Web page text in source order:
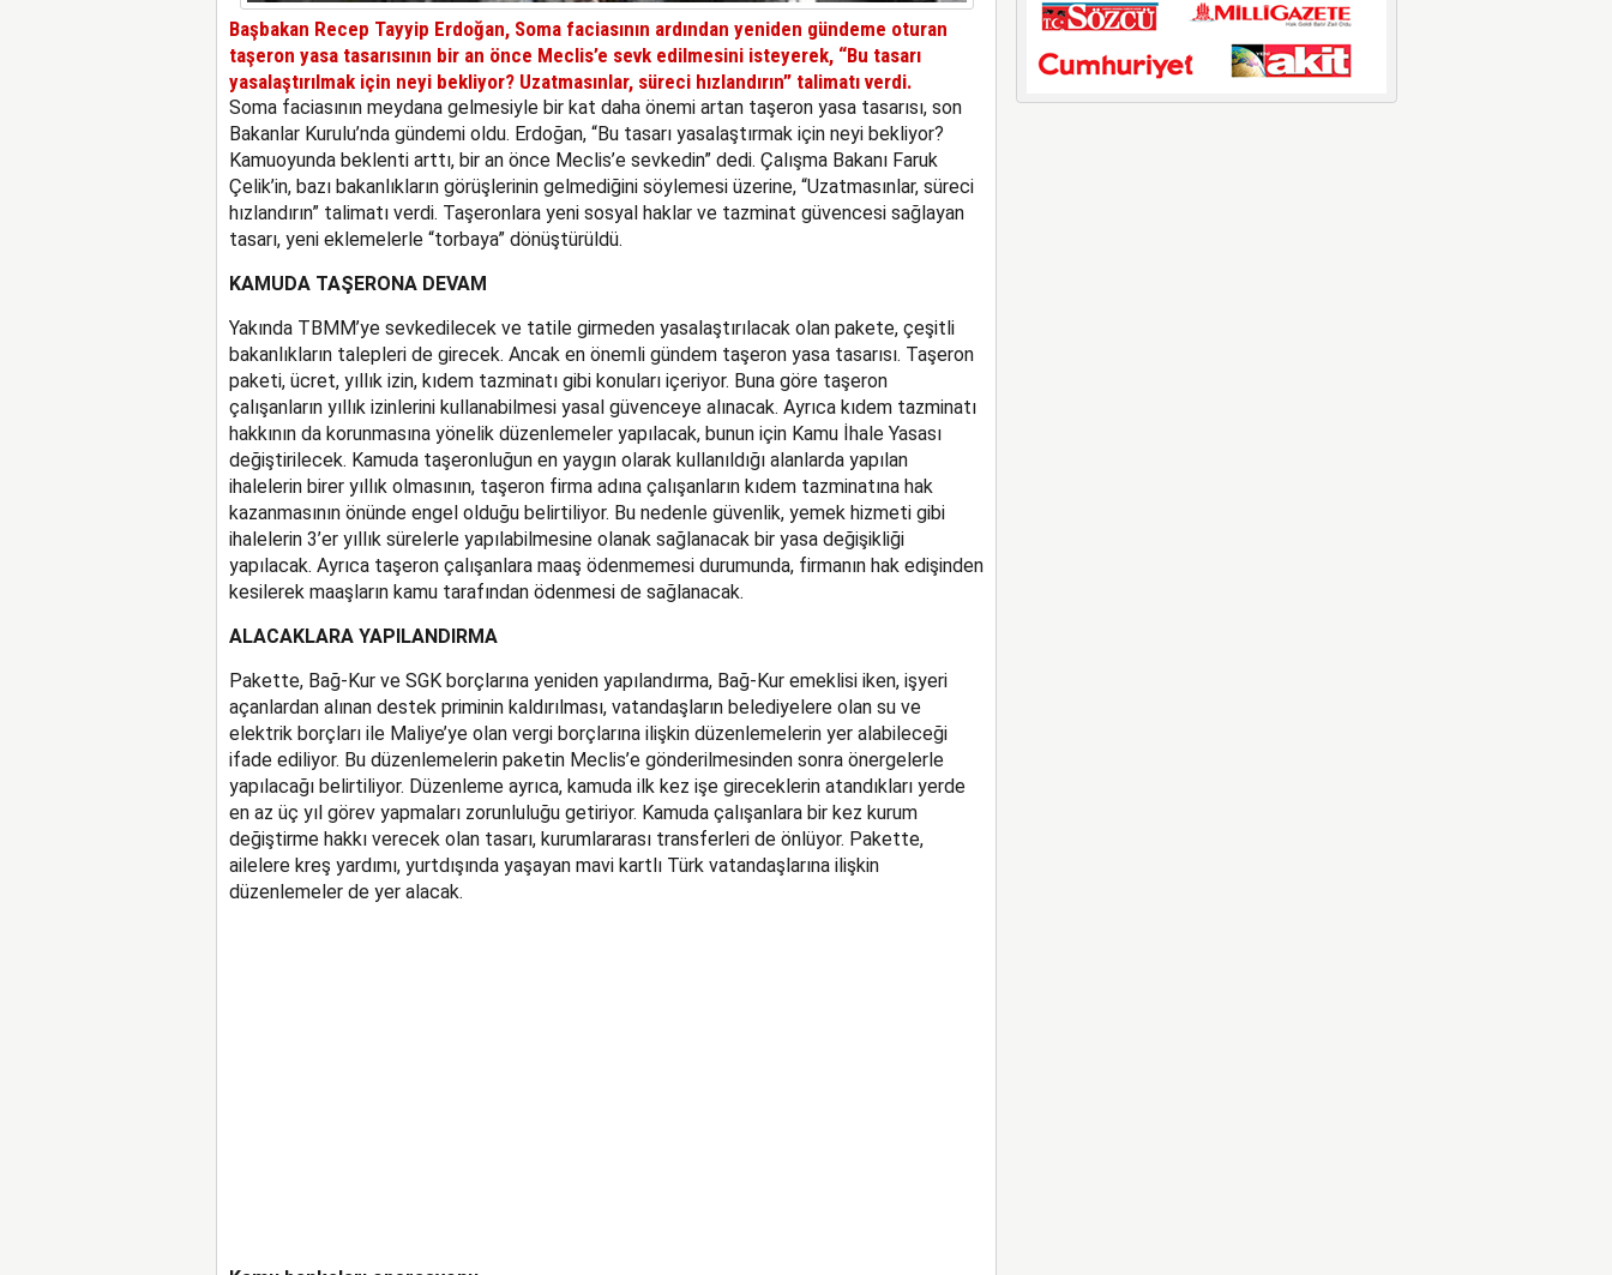
Başbakan Recep Tayyip Erdoğan, Soma faciasının ardından yeniden gündeme oturan
taşeron yasa tasarısının bir an önce Meclis’e sevk edilmesini isteyerek, “Bu tasarı
yasalaştırılmak için neyi bekliyor? Uzatmasınlar, süreci hızlandırın” talimatı verdi.
Soma faciasının meydana gelmesiyle bir kat daha önemi artan taşeron yasa tasarısı, son
Bakanlar Kurulu’nda gündemi oldu. Erdoğan, “Bu tasarı yasalaştırmak için neyi bekliyor?
Kamuoyunda beklenti arttı, bir an önce Meclis’e sevkedin” dedi. Çalışma Bakanı Faruk
Çelik’in, bazı bakanlıkların görüşlerinin gelmediğini söylemesi üzerine, “Uzatmasınlar, süreci
hızlandırın” talimatı verdi. Taşeronlara yeni sosyal haklar ve tazminat güvencesi sağlayan
tasarı, yeni eklemelerle “torbaya” dönüştürüldü.
KAMUDA TAŞERONA DEVAM
Yakında TBMM’ye sevkedilecek ve tatile girmeden yasalaştırılacak olan pakete, çeşitli
bakanlıkların talepleri de girecek. Ancak en önemli gündem taşeron yasa tasarısı. Taşeron
paketi, ücret, yıllık izin, kıdem tazminatı gibi konuları içeriyor. Buna göre taşeron
çalışanların yıllık izinlerini kullanabilmesi yasal güvenceye alınacak. Ayrıca kıdem tazminatı
hakkının da korunmasına yönelik düzenlemeler yapılacak, bunun için Kamu İhale Yasası
değiştirilecek. Kamuda taşeronluğun en yaygın olarak kullanıldığı alanlarda yapılan
ihalelerin birer yıllık olmasının, taşeron firma adına çalışanların kıdem tazminatına hak
kazanmasının önünde engel olduğu belirtiliyor. Bu nedenle güvenlik, yemek hizmeti gibi
ihalelerin 3’er yıllık sürelerle yapılabilmesine olanak sağlanacak bir yasa değişikliği
yapılacak. Ayrıca taşeron çalışanlara maaş ödenmemesi durumunda, firmanın hak edişinden
kesilerek maaşların kamu tarafından ödenmesi de sağlanacak.
ALACAKLARA YAPILANDIRMA
Pakette, Bağ-Kur ve SGK borçlarına yeniden yapılandırma, Bağ-Kur emeklisi iken, işyeri
açanlardan alınan destek priminin kaldırılması, vatandaşların belediyelere olan su ve
elektrik borçları ile Maliye’ye olan vergi borçlarına ilişkin düzenlemelerin yer alabileceği
ifade ediliyor. Bu düzenlemelerin paketin Meclis’e gönderilmesinden sonra önergelerle
yapılacağı belirtiliyor. Düzenleme ayrıca, kamuda ilk kez işe gireceklerin atandıkları yerde
en az üç yıl görev yapmaları zorunluluğu getiriyor. Kamuda çalışanlara bir kez kurum
değiştirme hakkı verecek olan tasarı, kurumlararası transferleri de önlüyor. Pakette,
ailelere kreş yardımı, yurtdışında yaşayan mavi kartlı Türk vatandaşlarına ilişkin
düzenlemeler de yer alacak.
Genel Müdürlüğü 22.07.2026 ...
Motorine Gece Yarısı Büyük İndirim
ABD-İran arasında yeniden diplomasi
yürütüleceği sinyallerinin p...